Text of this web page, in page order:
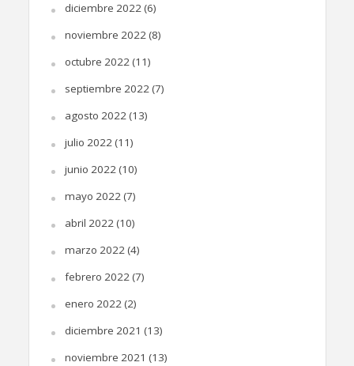
diciembre 2022(6)
noviembre 2022(8)
octubre 2022(11)
septiembre 2022(7)
agosto 2022(13)
julio 2022(11)
junio 2022(10)
mayo 2022(7)
abril 2022(10)
marzo 2022(4)
febrero 2022(7)
enero 2022(2)
diciembre 2021 (13)
noviembre 2021 (13)